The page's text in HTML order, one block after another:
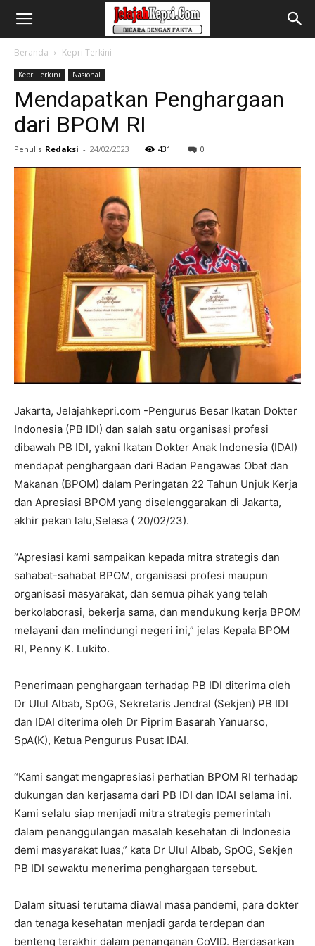
Beranda Kepri Terkini
Kepri Terkini Nasional
Mendapatkan Penghargaan
dari BPOM RI
Penulis Redaksi - 24/02/2023 431 0
Jakarta, Jelajahkepri.com -Pengurus Besar Ikatan Dokter
Indonesia (PB IDI) dan salah satu organisasi profesi
dibawah PB IDI, yakni Ikatan Dokter Anak Indonesia (IDAI)
mendapat penghargaan dari Badan Pengawas Obat dan
Makanan (BPOM) dalam Peringatan 22 Tahun Unjuk Kerja
dan Apresiasi BPOM yang diselenggarakan di Jakarta,
akhir pekan lalu,Selasa ( 20/02/23).
“Apresiasi kami sampaikan kepada mitra strategis dan
sahabat-sahabat BPOM, organisasi profesi maupun
organisasi masyarakat, dan semua pihak yang telah
berkolaborasi, bekerja sama, dan mendukung kerja BPOM
melayani dan melindungi negeri ini,” jelas Kepala BPOM
RI, Penny K. Lukito.
Penerimaan penghargaan terhadap PB IDI diterima oleh
Dr Ulul Albab, SpOG, Sekretaris Jendral (Sekjen) PB IDI
dan IDAI diterima oleh Dr Piprim Basarah Yanuarso,
SpA(K), Ketua Pengurus Pusat IDAI.
“Kami sangat mengapresiasi perhatian BPOM RI terhadap
dukungan dan kerjasama dari PB IDI dan IDAI selama ini.
Kami selalu siap menjadi mitra strategis pemerintah
dalam penanggulangan masalah kesehatan di Indonesia
demi masyarakat luas,” kata Dr Ulul Albab, SpOG, Sekjen
PB IDI sewaktu menerima penghargaan tersebut.
Dalam situasi terutama diawal masa pandemi, para dokter
dan tenaga kesehatan menjadi garda terdepan dan
benteng terakhir dalam penanganan CoVID. Berdasarkan